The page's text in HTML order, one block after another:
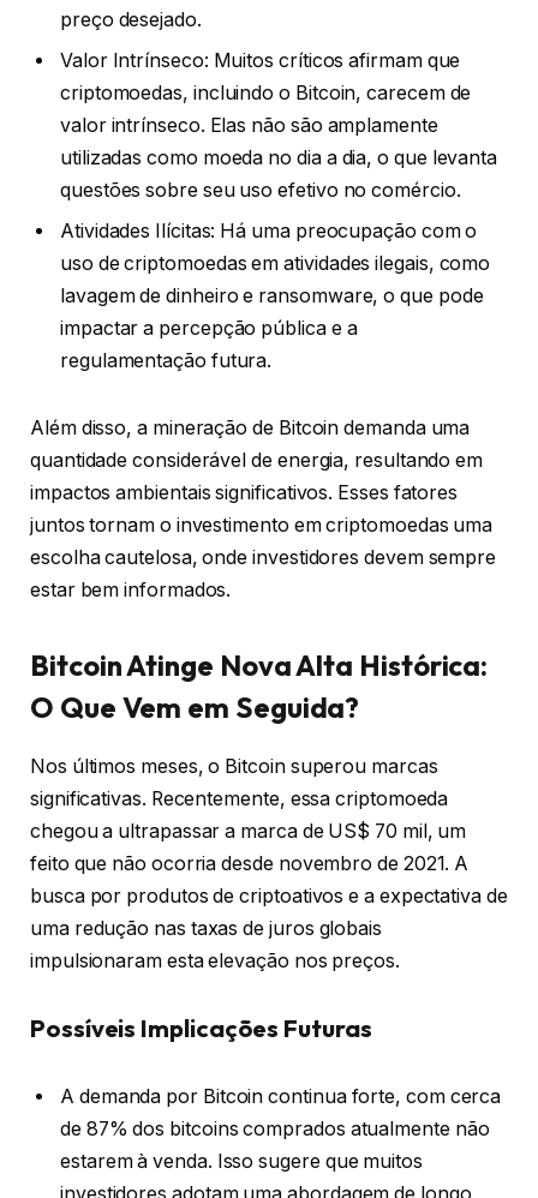
preço desejado.
Valor Intrínseco: Muitos críticos afirmam que
criptomoedas, incluindo o Bitcoin, carecem de
valor intrínseco. Elas não são amplamente
utilizadas como moeda no dia a dia, o que levanta
questões sobre seu uso efetivo no comércio.
Atividades Ilícitas: Há uma preocupação com o
uso de criptomoedas em atividades ilegais, como
lavagem de dinheiro e ransomware, o que pode
impactar a percepção pública e a
regulamentação futura.
Além disso, a mineração de Bitcoin demanda uma
quantidade considerável de energia, resultando em
impactos ambientais significativos. Esses fatores
juntos tornam o investimento em criptomoedas uma
escolha cautelosa, onde investidores devem sempre
estar bem informados.
Bitcoin Atinge Nova Alta Histórica:
O Que Vem em Seguida?
Nos últimos meses, o Bitcoin superou marcas
significativas. Recentemente, essa criptomoeda
chegou a ultrapassar a marca de US$ 70 mil, um
feito que não ocorria desde novembro de 2021. A
busca por produtos de criptoativos e a expectativa de
uma redução nas taxas de juros globais
impulsionaram esta elevação nos preços.
Possíveis Implicações Futuras
A demanda por Bitcoin continua forte, com cerca
de 87% dos bitcoins comprados atualmente não
estarem à venda. Isso sugere que muitos